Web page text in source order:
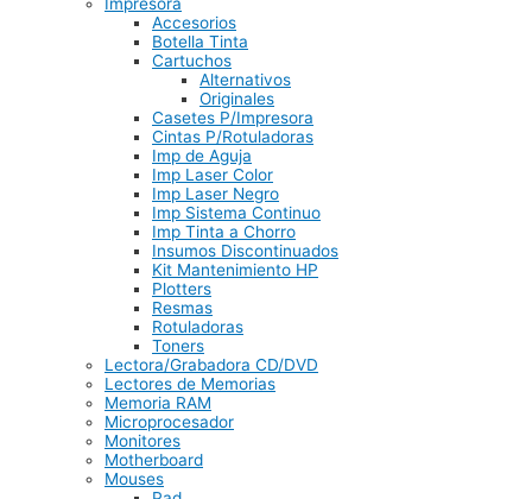
Accesorios
Botella Tinta
Cartuchos
Alternativos
Originales
Casetes P/Impresora
Cintas P/Rotuladoras
Imp de Aguja
Imp Laser Color
Imp Laser Negro
Imp Sistema Continuo
Imp Tinta a Chorro
Insumos Discontinuados
Kit Mantenimiento HP
Plotters
Resmas
Rotuladoras
Toners
Lectora/Grabadora CD/DVD
Lectores de Memorias
Memoria RAM
Microprocesador
Monitores
Motherboard
Mouses